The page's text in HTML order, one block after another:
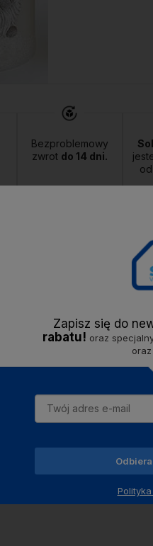
Bezproblemowy
zwrot do 14 dni.
od
Przemyślany design,
i lampionu. Uzupełni
Zapisz się do
rabatu! oraz